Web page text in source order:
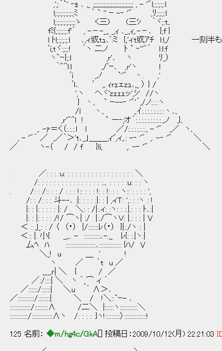
,';:｀`' ‐ｮ ､ ,_ ;;;;;;;;;;;;;;;;;;;;;;;;;;; , - '"l;:;:;:;:l
l;:;:;:;:;:;:;ﾐ ｀ ` '' ｰ -‐ '" ,ﾘ;:;:;:l
l;:;:;:;:;:;:;:ゝ く三) (三ｼ ｀ヾ;:t、
fﾐ{;:;:;:;:f'´ , -－-_,, _,ｨ ､_,,ｨ,.-－､ };f }
l ﾄl;:;:;:;:l ､,ィ或tｭ､ﾞ:ミ {,'ィt或ｱﾁ l:l,/ 一刻半も
ﾞi,tヾ:;:;:! ｀ヽ 二ノ ﾄ ` ‐''"´ l:l:f
ヽ`ｰ};:l ,r'､ ヽ ﾘ_）
｀"^l:l ,/ﾞｰ､ ,r'ヽ l
ﾞi ,ノ `'" 丶. ,'
ﾞl､ ′ ,, ｨrｪェzｭ､,_ 〉 } /
',ヽ ヘヾ'zｪｪｪッ',ｼ' //ヽ
} 丶、 ` ｰ--‐ '"'´,/ノ:.:.:ヽ
/l 丶、 ,.ｲ:.:.:.:.:.:.:.:丶､、
,r'"^l ! ` ー‐;オ´:.:.:.:.:.:.:.:.:.,ノ ,}、
,. -ｧ＝く（:.:.:.l l ／/:.:.:.:.:.:., - '" ,／ ヽ、
, - '"´ ／ ,／｀＞'t､_」＿＿_,ｨ'ﾞ,ィ,.: -‐ '" ,. -‐ '" ＼
／ ヽ-（ / / f }li, ,. -‐ '" ＼
. ／: : : :u: : : : : : : : : : : : : : : : : : ＼
/: : : : : : : : : : : : : : : : :.、: : : : :u: : : ヽ
. /: : /:: : : / : : : !:: : : : !: : !: : : ヽ:: : : : : ',
/: : /: : : 斗--､ :|: : : : :|: : | ,ィＴ: ',: : :ヽ : !
|: : |: : : : : |: / ＼: : /|:.ィ: :ヽ: : :.|.: : : ﾄ､:|
|: : |: : : : /!/ ⌒ヽ| :/ |:./⌒ヽＶ: |.: : : | V
＜ : ｣_: : / 〈 （・） |/:::::::ﾚ（・） }|:./ヽ : |
＜:: |. 小{ _,,.. - :::::::::::､-.,_ ﾚ{: :.|ヽ:|
厶ﾍ ﾊ ::::::::::::::::::::､::::::::::::::: {ﾊ/ V
＼_! u ＿ ' !
ヽ ／ ｀t u ／
___,ｒ| ＼ { / ／
／:/::::| ＼ ヽ ｀_⌒ ィ ´
／::::::/::::::| ＼u ´ ∧＞､
／:::::::::::/::::::::| ＼ / !＼::`ｰ- ､
::::::::::::::/:::::::::∧ /二＼ |::::::ヽ::::::::::::＼
::::::::::::/::::::::::::::∧ヽ /: : : : :}ヽ!::::::::::〉:::::::::::::::!
125 名前： ◆m/hg4c/GkA[] 投稿日：2009/10/12(月) 22:21:03